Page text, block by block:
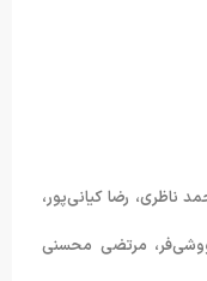
ناظری، رضا کیانی‌پور،
مرتضی محسنی